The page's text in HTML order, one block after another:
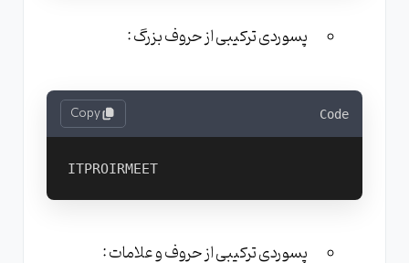
پسوردی ترکیبی از حروف بزرگ :
Code
Copy
ITPROIRMEET
پسوردی ترکیبی از حروف و علامات :